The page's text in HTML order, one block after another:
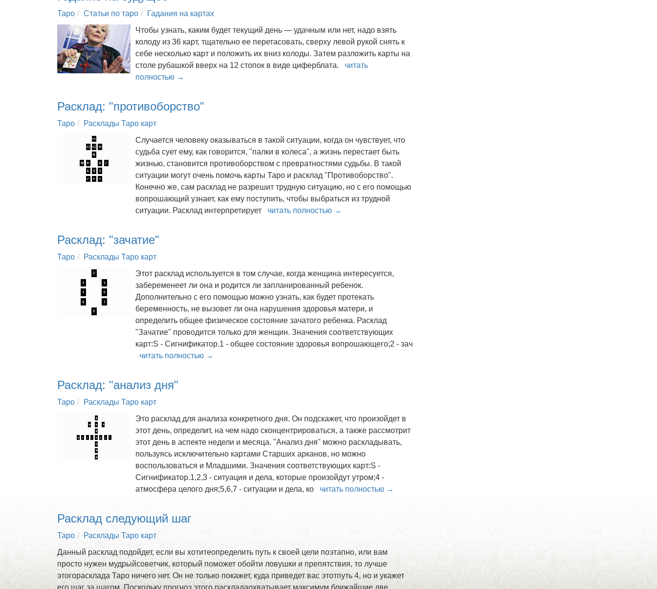
Таро Статьи по таро
Гадания на картах
Чтобы узнать, каким будет текущий день — удачным или нет, надо взять
колоду из 36 карт, тщательно ее перетасовать, сверху левой рукой снять к
себе несколько карт и положить их вниз колоды. Затем разложить карты на
столе рубашкой вверх на 12 стопок в виде циферблата. читать
полностью →
Расклад: "противоборство"
Таро
Расклады Таро карт
Случается человеку оказываться в такой ситуации, когда он чувствует, что
судьба сует ему, как говорится, "палки в колеса", а жизнь перестает быть
жизнью, становится противоборством с превратностями судьбы. В такой
ситуации могут очень помочь карты Таро и расклад "Противоборство".
Конечно же, сам расклад не разрешит трудную ситуацию, но с его помощью
вопрошающий узнает, как ему поступить, чтобы выбраться из трудной
ситуации. Расклад интерпретирует читать полностью →
Расклад: "зачатие"
Таро
Расклады Таро карт
Этот расклад используется в том случае, когда женщина интересуется,
забеременеет ли она и родится ли запланированный ребенок.
Дополнительно с его помощью можно узнать, как будет протекать
беременность, не вызовет ли она нарушения здоровья матери, и
определить общее физическое состояние зачатого ребенка. Расклад
"Зачатие" проводится только для женщин. Значения соответствующих
карт:S - Сигнификатор.1 - общее состояние здоровья вопрошающего;2 - зач
читать полностью →
Расклад: "анализ дня"
Таро
Расклады Таро карт
Это расклад для анализа конкретного дня. Он подскажет, что произойдет в
этот день, определит, на чем надо сконцентрироваться, а также рассмотрит
этот день в аспекте недели и месяца. "Анализ дня" можно раскладывать,
пользуясь исключительно картами Старших арканов, но можно
воспользоваться и Младшими. Значения соответствующих карт:S -
Сигнификатор.1,2,3 - ситуация и дела, которые произойдут утром;4 -
атмосфера целого дня;5,6,7 - ситуации и дела, ко читать полностью →
Расклад следующий шаг
Таро
Расклады Таро карт
Данный расклад подойдет, если вы хотитеопределить путь к своей цели поэтапно, или вам
просто нужен мудрыйсоветчик, который поможет обойти ловушки и препятствия, то лучше
этогорасклада Таро ничего нет. Он не только покажет, куда приведет вас этотпуть 4, но и укажет
его шаг за шагом. Поскольку прогноз этого раскладаохватывает максимум ближайшие две